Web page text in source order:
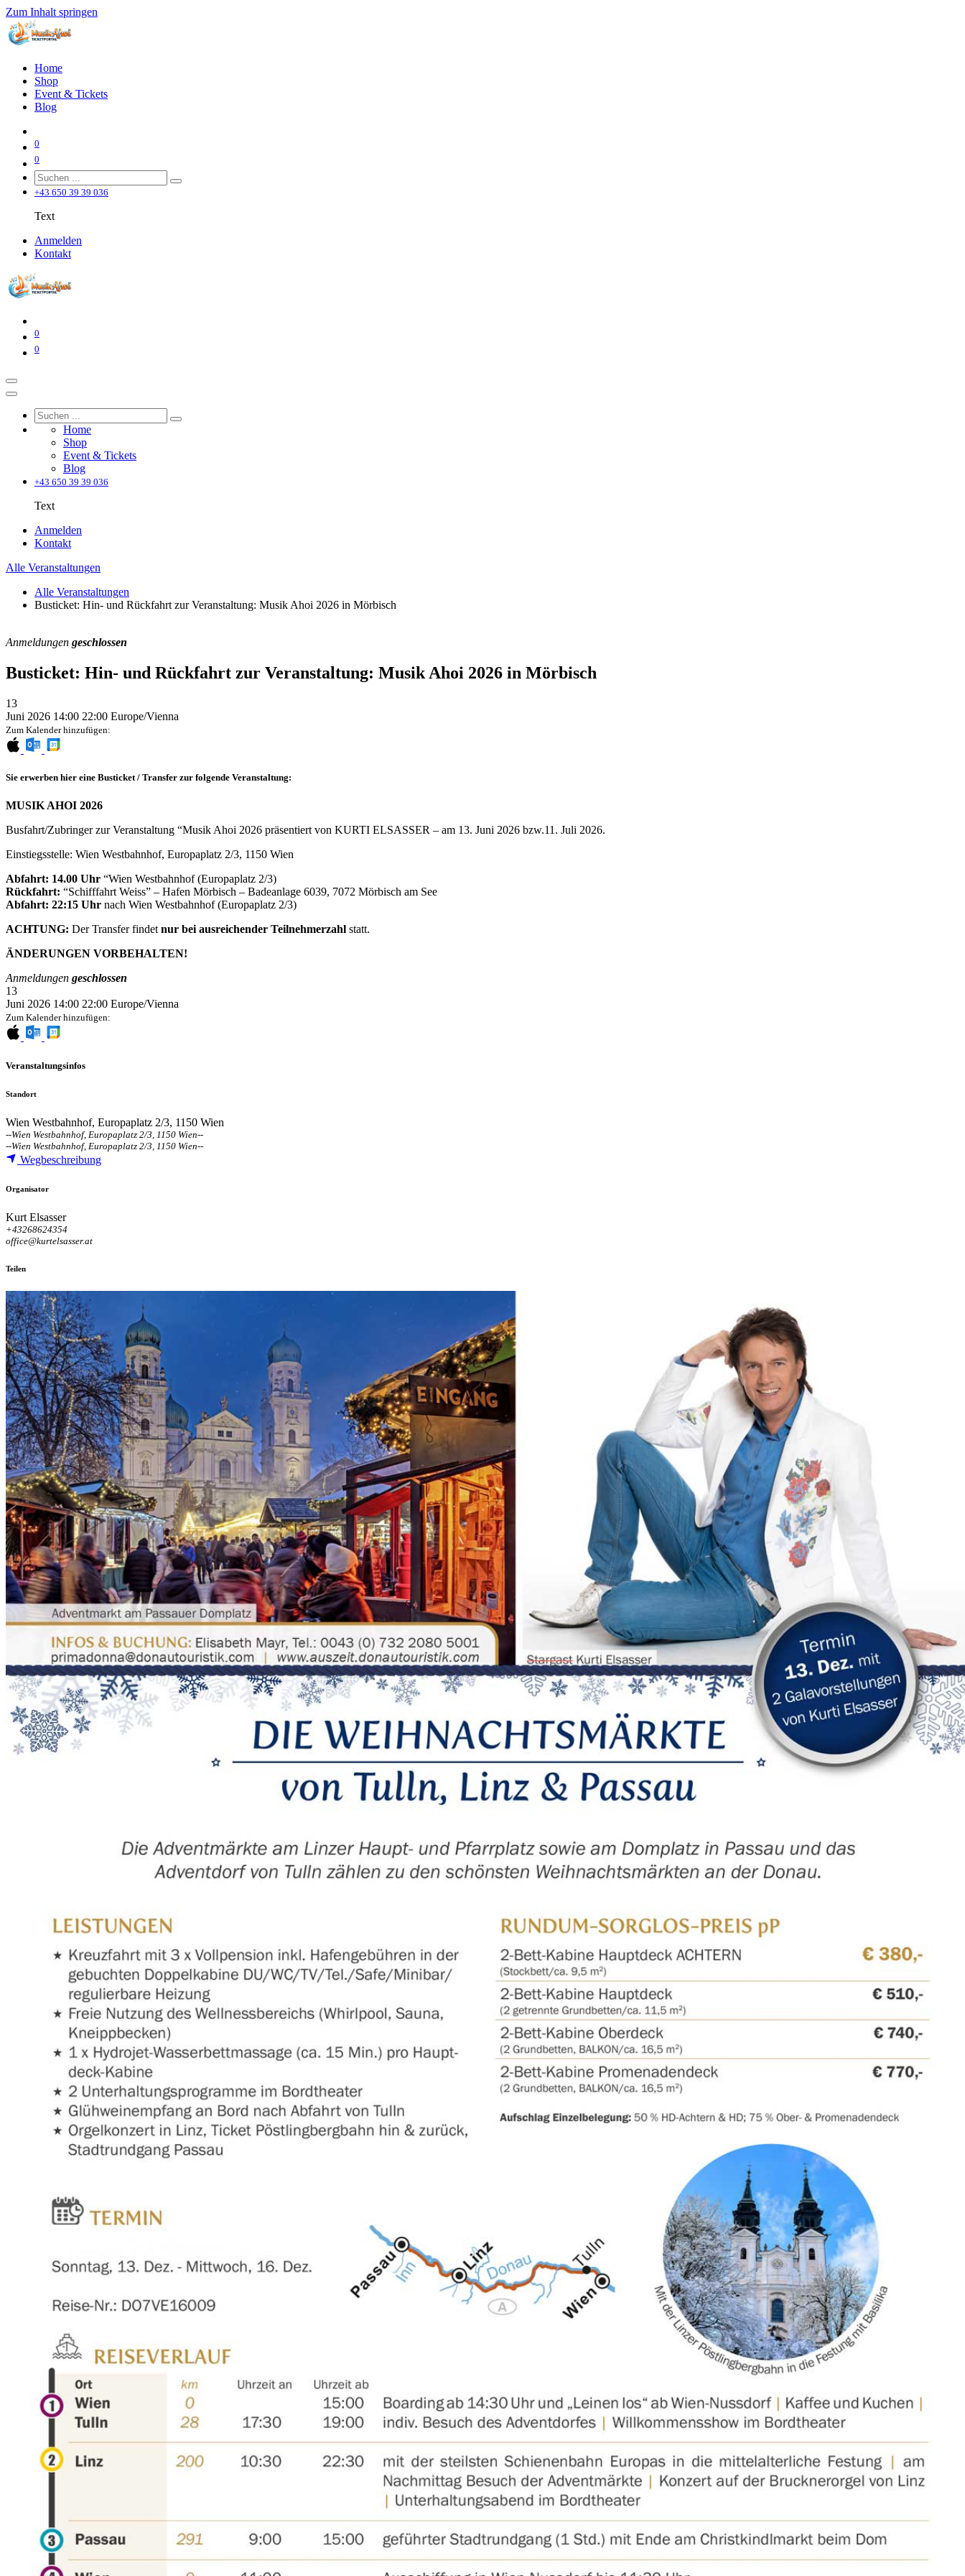
Zum Inhalt springen
Home
Shop
Event & Tickets
Blog
0
0
+43 650 39 39 036
Text
Anmelden
Kontakt
0
0
Home
Shop
Event & Tickets
Blog
+43 650 39 39 036
Text
Anmelden
Kontakt
Alle Veranstaltungen
Alle Veranstaltungen
Busticket: Hin- und Rückfahrt zur Veranstaltung: Musik Ahoi 2026 in Mörbisch
Anmeldungen geschlossen
Busticket: Hin- und Rückfahrt zur Veranstaltung: Musik Ahoi 2026 in Mörbisch
13
Juni 2026 14:00 22:00 Europe/Vienna
Zum Kalender hinzufügen:
Sie erwerben hier eine Busticket / Transfer zur folgende Veranstaltung:
MUSIK AHOI 2026
Busfahrt/Zubringer zur Veranstaltung “Musik Ahoi 2026 präsentiert von KURTI ELSASSER – am 13. Juni 2026 bzw.11. Juli 2026.
Einstiegsstelle: Wien Westbahnhof, Europaplatz 2/3, 1150 Wien
Abfahrt: 14.00 Uhr “Wien Westbahnhof (Europaplatz 2/3)
Rückfahrt: “Schifffahrt Weiss” – Hafen Mörbisch – Badeanlage 6039, 7072 Mörbisch am See
Abfahrt: 22:15 Uhr nach Wien Westbahnhof (Europaplatz 2/3)
ACHTUNG: Der Transfer findetnur bei ausreichender Teilnehmerzahl statt.
ÄNDERUNGEN VORBEHALTEN!
Anmeldungen geschlossen
13
Juni 2026 14:00 22:00 Europe/Vienna
Zum Kalender hinzufügen:
Veranstaltungsinfos
Standort
Wien Westbahnhof, Europaplatz 2/3, 1150 Wien
--Wien Westbahnhof, Europaplatz 2/3, 1150 Wien--
--Wien Westbahnhof, Europaplatz 2/3, 1150 Wien--
Wegbeschreibung
Organisator
Kurt Elsasser
+43268624354
office@kurtelsasser.at
Teilen